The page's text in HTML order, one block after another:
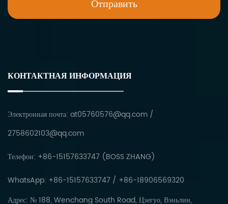
КОНТАКТНАЯ ИНФОРМАЦИЯ
Электронная почта: at05760576@qq.com /
2758602103@qq.com
Телефон: +86-15157633747 (BOSS ZHANG)
WhatsApp: +86-15157633747 / +86-18906569320
Адрес: № 188, Wenchang South Road, Цзегуо, Вэньлин,